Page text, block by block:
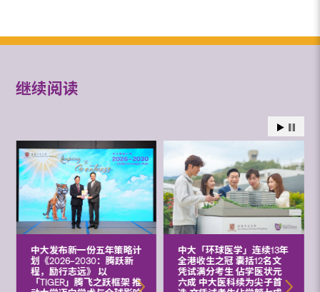
继续阅读
中大发布新一份五年策略计
划《2026‒2030：腾跃新
程，励行志远》 以
「TIGER」腾飞之跃框架 推
中大「环球医学」连续13年
全港收生之冠 囊括12名文
凭试满分考生 佔学医状元
六成 中大医科续为尖子首